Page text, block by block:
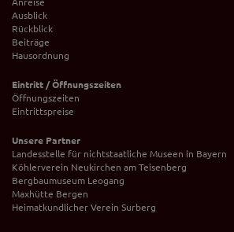
Ausblick
Rückblick
Beiträge
Hausordnung
Eintritt / Öffnungszeiten
Öffnungszeiten
Eintrittspreise
Unsere Partner
Landesstelle für nichtstaatliche Museen in Bayern
Köhlerverein Neukirchen am Teisenberg
Bergbaumuseum Leogang
Maxhütte Bergen
Heimatkundlicher Verein Surberg